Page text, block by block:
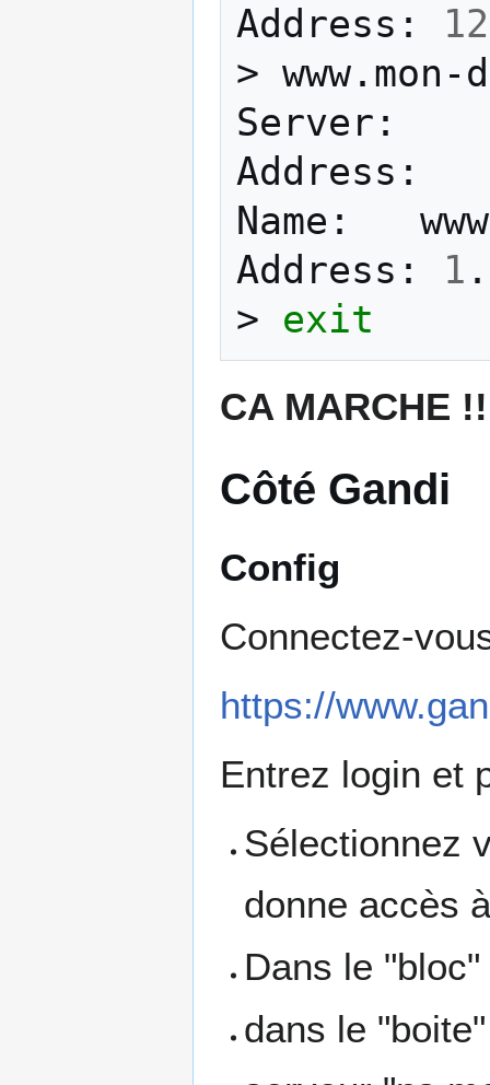
Address:
>
Server:
Address:
Name:
Address:
1
> exit
CA MARCHE
Côté Gandi
Config
Connectez-
https://
Entrez login et
Sélectionnez
donne accès
Dans le
dans le